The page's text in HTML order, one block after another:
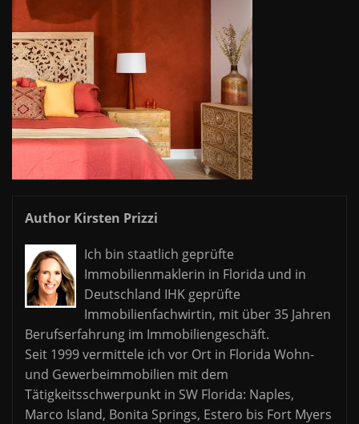
Author Kirsten Prizzi
Ich bin staatlich geprüfte
Immobilienmaklerin in Florida und in
Deutschland IHK geprüfte
Immobilienfachwirtin, mit über 35 Jahren
Berufserfahrung im Immobiliengeschäft.
Seit 1999 vermittele ich vor Ort in Florida Wohn-
und Gewerbeimmobilien mit dem
Tätigkeitsschwerpunkt in SW Florida: Naples,
Marco Island, Bonita Springs, Estero bis Fort Myers